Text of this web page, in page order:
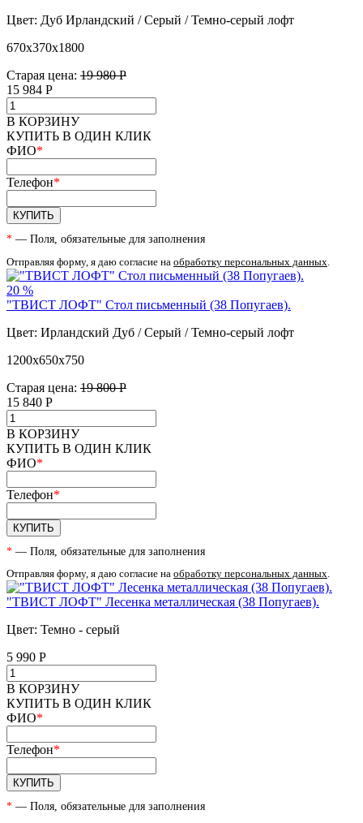
Цвет: Дуб Ирландский / Серый / Темно-серый лофт
670х370х1800
Старая цена: 19 980 Р
15 984 Р
В КОРЗИНУ
КУПИТЬ В ОДИН КЛИК
ФИО*
Телефон*
КУПИТЬ
* — Поля, обязательные для заполнения
Отправляя форму, я даю согласие на обработку персональных данных
20 %
"ТВИСТ ЛОФТ" Стол письменный (38 Попугаев).
Цвет: Ирландский Дуб / Серый / Темно-серый лофт
1200х650х750
Старая цена: 19 800 Р
15 840 Р
В КОРЗИНУ
КУПИТЬ В ОДИН КЛИК
ФИО*
Телефон*
КУПИТЬ
* — Поля, обязательные для заполнения
Отправляя форму, я даю согласие на обработку персональных данных.
"ТВИСТ ЛОФТ" Лесенка металлическая (38 Попугаев).
Цвет: Темно - серый
5 990 Р
В КОРЗИНУ
КУПИТЬ В ОДИН КЛИК
ФИО*
Телефон*
КУПИТЬ
* — Поля, обязательные для заполнения